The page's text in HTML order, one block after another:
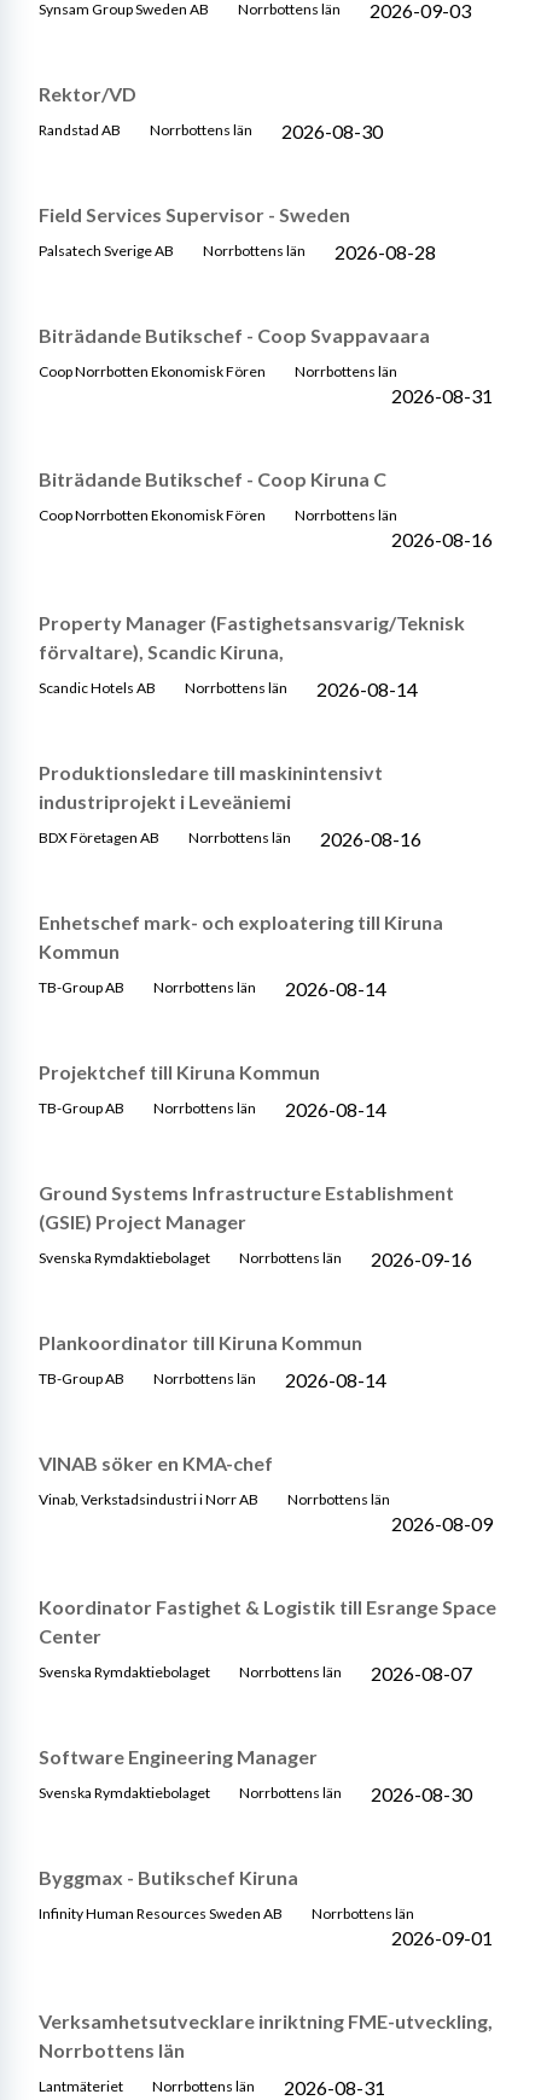
Synsam Group Sweden AB Norrbottens län 2026-09-03
Rektor/VD
Randstad AB Norrbottens län 2026-08-30
Field Services Supervisor - Sweden
Palsatech Sverige AB Norrbottens län 2026-08-28
Biträdande Butikschef - Coop Svappavaara
Coop Norrbotten Ekonomisk Fören Norrbottens län
2026-08-31
Biträdande Butikschef - Coop Kiruna C
Coop Norrbotten Ekonomisk Fören Norrbottens län
2026-08-16
Property Manager (Fastighetsansvarig/Teknisk
förvaltare), Scandic Kiruna,
Scandic Hotels AB Norrbottens län 2026-08-14
Produktionsledare till maskinintensivt
industriprojekt i Leveäniemi
BDX Företagen AB Norrbottens län 2026-08-16
Enhetschef mark- och exploatering till Kiruna
Kommun
TB-Group AB Norrbottens län 2026-08-14
Projektchef till Kiruna Kommun
TB-Group AB Norrbottens län 2026-08-14
Ground Systems Infrastructure Establishment
(GSIE) Project Manager
Svenska Rymdaktiebolaget Norrbottens län 2026-09-16
Plankoordinator till Kiruna Kommun
TB-Group AB Norrbottens län 2026-08-14
VINAB söker en KMA-chef
Vinab, Verkstadsindustri i Norr AB Norrbottens län
2026-08-09
Koordinator Fastighet & Logistik till Esrange Space
Center
Svenska Rymdaktiebolaget Norrbottens län 2026-08-07
Software Engineering Manager
Svenska Rymdaktiebolaget Norrbottens län 2026-08-30
Byggmax - Butikschef Kiruna
Infinity Human Resources Sweden AB Norrbottens län
2026-09-01
Verksamhetsutvecklare inriktning FME-utveckling,
Norrbottens län
Lantmäteriet Norrbottens län 2026-08-31